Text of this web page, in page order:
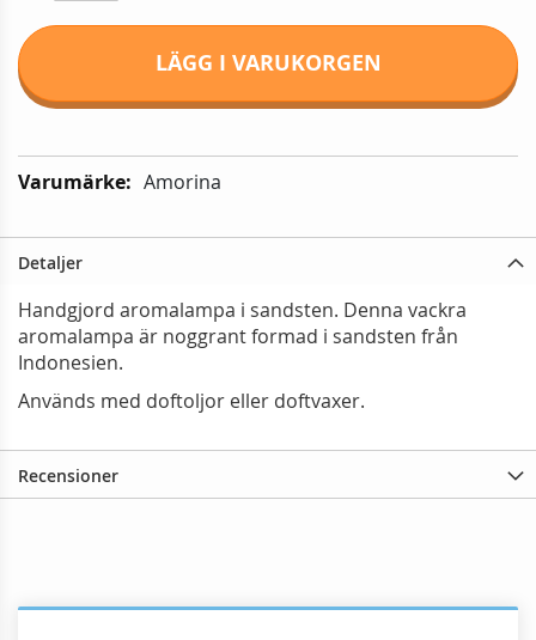
LÄGG I VARUKORGEN
Mer
Amorina
Detaljer
Handgjord aromalampa i sandsten. Denna vackra
aromalampa är noggrant formad i sandsten från
Indonesien.
Används med doftoljor eller doftvaxer.
Recensioner